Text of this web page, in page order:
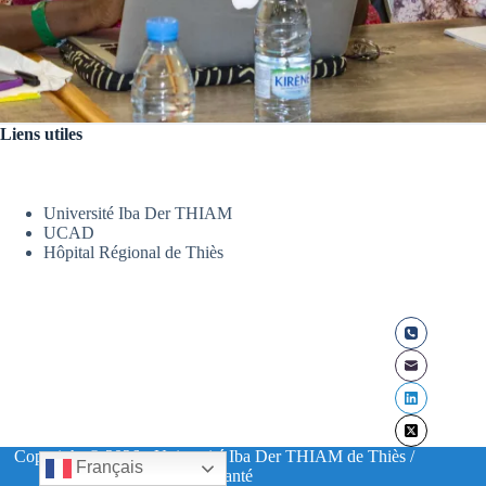
Liens utiles
Université Iba Der THIAM
UCAD
Hôpital Régional de Thiès
Copyright © 2026 - Université Iba Der THIAM de Thiès /
UFR Santé
Français